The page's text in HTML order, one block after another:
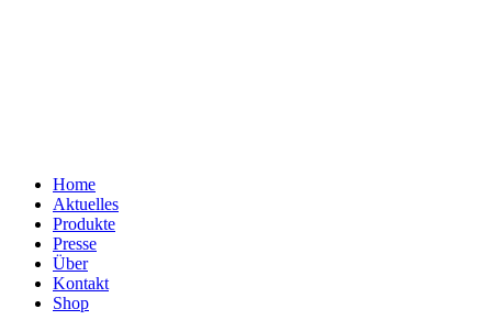
Home
Aktuelles
Produkte
Presse
Über
Kontakt
Shop